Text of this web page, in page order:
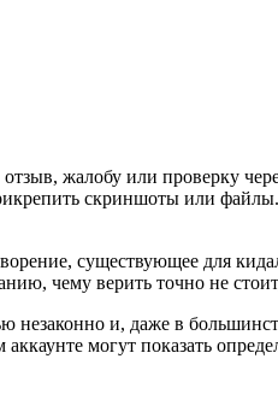
жалобу или проверку
скриншоты или файлы.
существующее для
чему верить точно не
и, даже в
могут показать